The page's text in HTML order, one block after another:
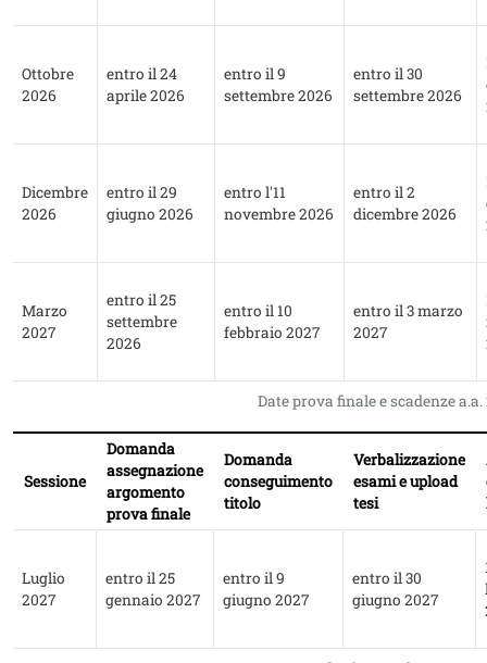
Date prova finale e scadenze
Ottobre
2026
entro il 24
aprile 2026
entro il 9
settembre 2026
entro il 30
settembre 2026
Dicembre
2026
entro il 29
giugno 2026
entro l'11
novembre 2026
entro il 2
dicembre 2026
Marzo
2027
entro il 25
settembre
2026
entro il 10
febbraio 2027
entro il 3 marzo
2027
Sessione
Domanda
assegnazione
argomento
prova finale
Domanda
conseguimento
titolo
Verbalizzazione
esami e upload
tesi
Luglio
2027
entro il 25
gennaio 2027
entro il 9
giugno 2027
entro il 30
giugno 2027